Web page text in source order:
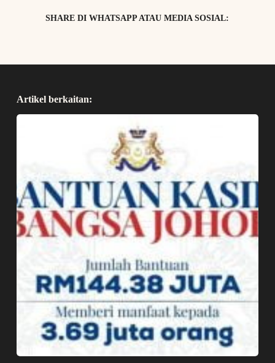
SHARE DI WHATSAPP ATAU MEDIA SOSIAL:
Artikel berkaitan: